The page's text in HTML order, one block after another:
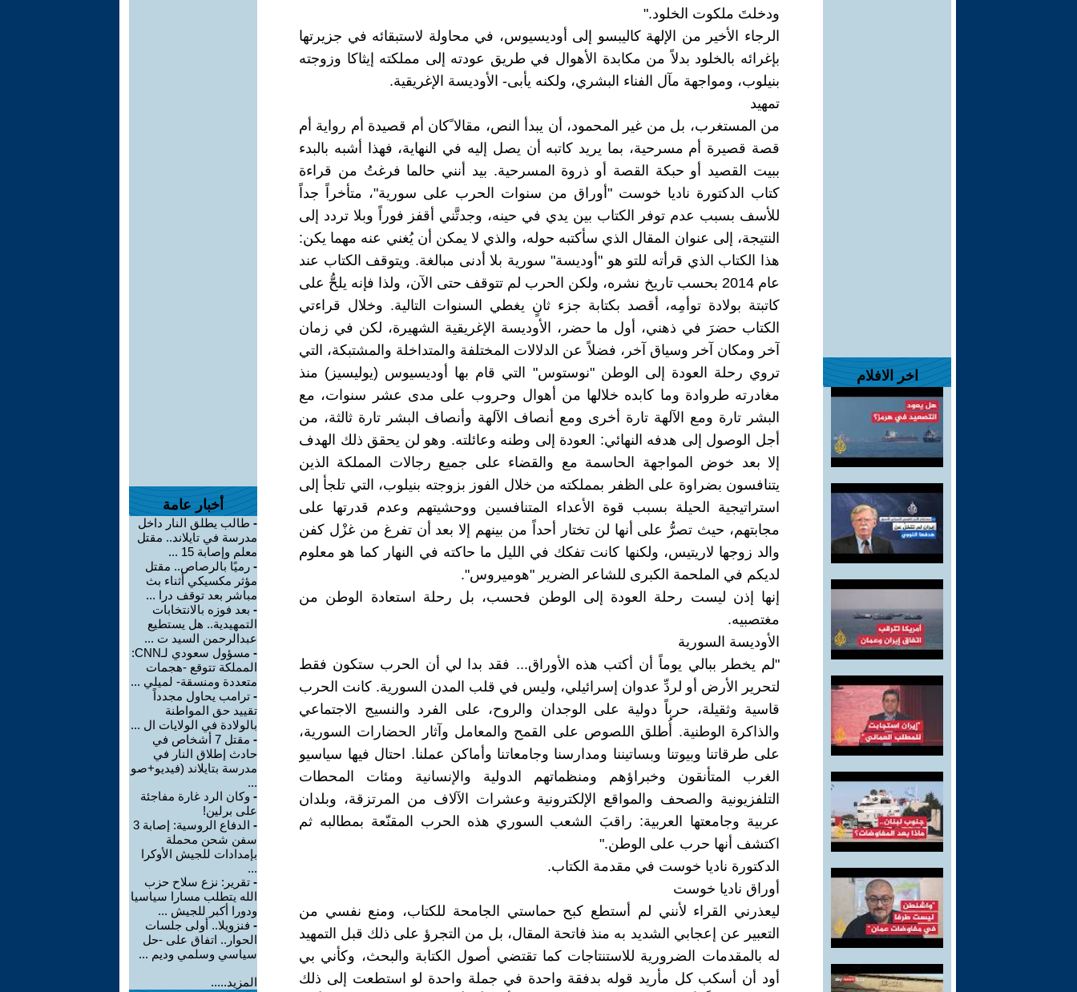
اخر الافلام
ودخلتَ ملكوت الخلود."
الرجاء الأخير من الإلهة كاليبسو إلى أوديسيوس، في محاولة لاستبقائه في جزيرتها
بإغرائه بالخلود بدلاً من مكابدة الأهوال في طريق عودته إلى مملكته إيثاكا وزوجته
بنيلوب، ومواجهة مآل الفناء البشري، ولكنه يأبى- الأوديسة الإغريقية.
تمهيد
من المستغرب، بل من غير المحمود، أن يبدأ النص، مقالا ًكان أم قصيدة أم رواية أم
قصة قصيرة أم مسرحية، بما يريد كاتبه أن يصل إليه في النهاية، فهذا أشبه بالبدء
ببيت القصيد أو حبكة القصة أو ذروة المسرحية. بيد أنني حالما فرغتُ من قراءة
كتاب الدكتورة ناديا خوست "أوراق من سنوات الحرب على سورية"، متأخراً جداً
للأسف بسبب عدم توفر الكتاب بين يدي في حينه، وجدتَّني أقفز فوراً وبلا تردد إلى
النتيجة، إلى عنوان المقال الذي سأكتبه حوله، والذي لا يمكن أن يُغني عنه مهما يكن:
هذا الكتاب الذي قرأته للتو هو "أوديسة" سورية بلا أدنى مبالغة. ويتوقف الكتاب عند
عام 2014 بحسب تاريخ نشره، ولكن الحرب لم تتوقف حتى الآن، ولذا فإنه يلحُّ على
كاتبتة بولادة توأمِه، أقصد بكتابة جزء ثانٍ يغطي السنوات التالية. وخلال قراءتي
الكتاب حضرَ في ذهني، أول ما حضر، الأوديسة الإغريقية الشهيرة، لكن في زمان
آخر ومكان آخر وسياق آخر، فضلاً عن الدلالات المختلفة والمتداخلة والمشتبكة، التي
تروي رحلة العودة إلى الوطن "نوستوس" التي قام بها أوديسيوس (يوليسيز) منذ
مغادرته طروادة وما كابده خلالها من أهوال وحروب على مدى عشر سنوات، مع
البشر تارة ومع الآلهة تارة أخرى ومع أنصاف الآلهة وأنصاف البشر تارة ثالثة، من
أجل الوصول إلى هدفه النهائي: العودة إلى وطنه وعائلته. وهو لن يحقق ذلك الهدف
إلا بعد خوض المواجهة الحاسمة مع والقضاء على جميع رجالات المملكة الذين
يتنافسون بضراوة على الظفر بمملكته من خلال الفوز بزوجته بنيلوب، التي تلجأ إلى
استراتيجية الحيلة بسبب قوة الأعداء المتنافسين ووحشيتهم وعدم قدرتها على
مجابتهم، حيث تصرُّ على أنها لن تختار أحداً من بينهم إلا بعد أن تفرغ من غزْل كفن
والد زوجها لاريتيس، ولكنها كانت تفكك في الليل ما حاكته في النهار كما هو معلوم
لديكم في الملحمة الكبرى للشاعر الضرير "هوميروس".
إنها إذن ليست رحلة العودة إلى الوطن فحسب، بل رحلة استعادة الوطن من
مغتصبيه.
الأوديسة السورية
"لم يخطر ببالي يوماً أن أكتب هذه الأوراق... فقد بدا لي أن الحرب ستكون فقط
لتحرير الأرض أو لردِّ عدوان إسرائيلي، وليس في قلب المدن السورية. كانت الحرب
قاسية وثقيلة، حرباً دولية على الوجدان والروح، على الفرد والنسيج الاجتماعي
والذاكرة الوطنية. أُطلق اللصوص على القمح والمعامل وآثار الحضارات السورية،
على طرقاتنا وبيوتنا وبساتيننا ومدارسنا وجامعاتنا وأماكن عملنا. احتال فيها سياسيو
الغرب المتأنقون وخبراؤهم ومنظماتهم الدولية والإنسانية ومئات المحطات
التلفزيونية والصحف والمواقع الإلكترونية وعشرات الآلاف من المرتزقة، وبلدان
عربية وجامعتها العربية: راقبَ الشعب السوري هذه الحرب المقنّعة بمطالبه ثم
اكتشف أنها حرب على الوطن."
الدكتورة ناديا خوست في مقدمة الكتاب.
أوراق ناديا خوست
ليعذرني القراء لأنني لم أستطع كبح حماستي الجامحة للكتاب، ومنع نفسي من
التعبير عن إعجابي الشديد به منذ فاتحة المقال، بل من التجرؤ على ذلك قبل التمهيد
له بالمقدمات الضرورية للاستنتاجات كما تقتضي أصول الكتابة والبحث، وكأني بي
أود أن أسكب كل مأريد قوله بدفقة واحدة في جملة واحدة لو استطعت إلى ذلك
أخبار عامة
- طالب يطلق النار داخل
مدرسة في تايلاند.. مقتل
معلم وإصابة 15 ...
- رميًا بالرصاص.. مقتل
مؤثر مكسيكي أثناء بث
مباشر بعد توقف درا ...
- بعد فوزه بالانتخابات
التمهيدية.. هل يستطيع
عبدالرحمن السيد ت ...
-
مسؤول سعودي لـCNN:
المملكة تتوقع -هجمات
متعددة ومنسقة- لميلي ...
- ترامب يحاول مجدداً
تقييد حق المواطنة
بالولادة في الولايات ال ...
-
مقتل 7 أشخاص في
حادث إطلاق النار في
مدرسة بتايلاند (فيديو+صو
...
- وكان الرد غارة مفاجئة
على برلين!
-
الدفاع الروسية: إصابة 3
سفن شحن محملة
بإمدادات للجيش الأوكرا
...
- تقرير: نزع سلاح حزب
الله يتطلب مسارا سياسيا
ودورا أكبر للجيش ...
- فنزويلا.. أولى جلسات
الحوار.. اتفاق على -حل
سياسي وسلمي وديم ...
المزيد.....